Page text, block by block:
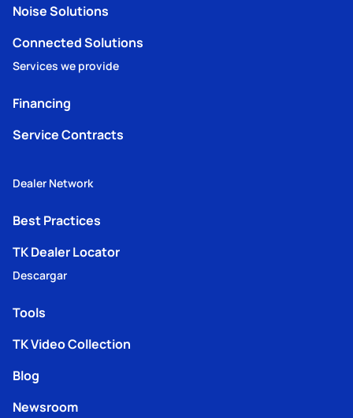
Noise Solutions
Connected Solutions
Services we provide
Financing
Service Contracts
Dealer Network
Best Practices
TK Dealer Locator
Descargar
Tools
TK Video Collection
Blog
Newsroom